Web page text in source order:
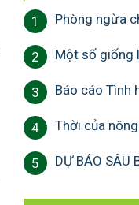
1 Phòng ngừa
2 Một số giống
3 Báo cáo Tình
4 Thời của
5 DỰ BÁO SÂU